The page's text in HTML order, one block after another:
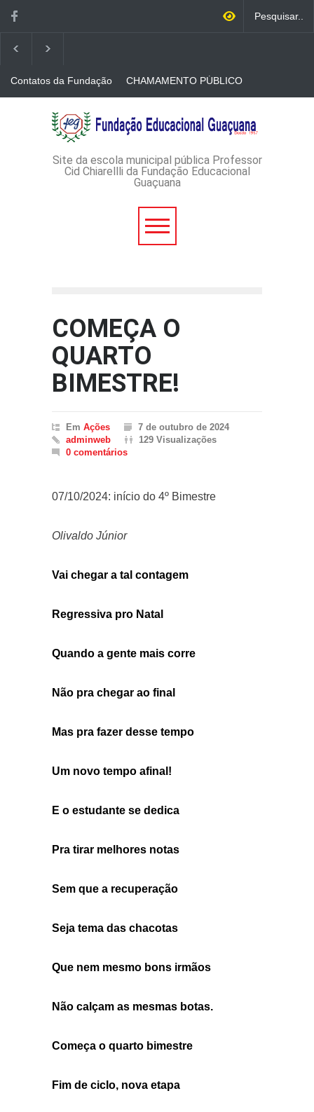
Contatos da Fundação
CHAMAMENTO PÚBLICO
CREDENCIAMENTO DE
IMPRESSOS
AVISO DE DISPENSA DE
LICITAÇÃO - DISPENSA DE
LICITAÇÃO Nº 53/2026-
ADMINISTRATIVO Nº
Site da escola municipal pública Professor
Cid Chiarellli da Fundação Educacional
Guaçuana
COMEÇA O
QUARTO
BIMESTRE!
Em Ações
7 de outubro de 2024
adminweb
129 Visualizações
0 comentários
07/10/2024: início do 4º Bimestre
Olivaldo Júnior
Vai chegar a tal contagem
Regressiva pro Natal
Quando a gente mais corre
Não pra chegar ao final
Mas pra fazer desse tempo
Um novo tempo afinal!
E o estudante se dedica
Pra tirar melhores notas
Sem que a recuperação
Seja tema das chacotas
Que nem mesmo bons irmãos
Não calçam as mesmas botas.
Começa o quarto bimestre
Fim de ciclo, nova etapa